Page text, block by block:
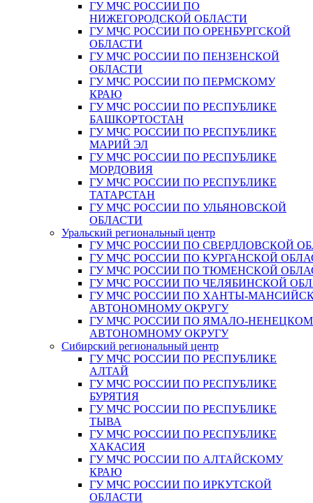
ГУ МЧС РОССИИ ПО
НИЖЕГОРОДСКОЙ ОБЛАСТИ
ГУ МЧС РОССИИ ПО ОРЕНБУРГСКОЙ
ОБЛАСТИ
ГУ МЧС РОССИИ ПО ПЕНЗЕНСКОЙ
ОБЛАСТИ
ГУ МЧС РОССИИ ПО ПЕРМСКОМУ
КРАЮ
ГУ МЧС РОССИИ ПО РЕСПУБЛИКЕ
БАШКОРТОСТАН
ГУ МЧС РОССИИ ПО РЕСПУБЛИКЕ
МАРИЙ ЭЛ
ГУ МЧС РОССИИ ПО РЕСПУБЛИКЕ
МОРДОВИЯ
ГУ МЧС РОССИИ ПО РЕСПУБЛИКЕ
ТАТАРСТАН
ГУ МЧС РОССИИ ПО УЛЬЯНОВСКОЙ
ОБЛАСТИ
Уральский региональный центр
ГУ МЧС РОССИИ ПО СВЕРДЛОВСКОЙ
ГУ МЧС РОССИИ ПО КУРГАНСКОЙ
ГУ МЧС РОССИИ ПО ТЮМЕНСКОЙ
ГУ МЧС РОССИИ ПО ЧЕЛЯБИНСКОЙ
ГУ МЧС РОССИИ ПО ХАНТЫ-
АВТОНОМНОМУ ОКРУГУ
ГУ МЧС РОССИИ ПО ЯМАЛО-
АВТОНОМНОМУ ОКРУГУ
Сибирский региональный центр
ГУ МЧС РОССИИ ПО РЕСПУБЛИКЕ
АЛТАЙ
ГУ МЧС РОССИИ ПО РЕСПУБЛИКЕ
БУРЯТИЯ
ГУ МЧС РОССИИ ПО РЕСПУБЛИКЕ
ТЫВА
ГУ МЧС РОССИИ ПО РЕСПУБЛИКЕ
ХАКАСИЯ
ГУ МЧС РОССИИ ПО АЛТАЙСКОМУ
КРАЮ
ГУ МЧС РОССИИ ПО ИРКУТСКОЙ
ОБЛАСТИ